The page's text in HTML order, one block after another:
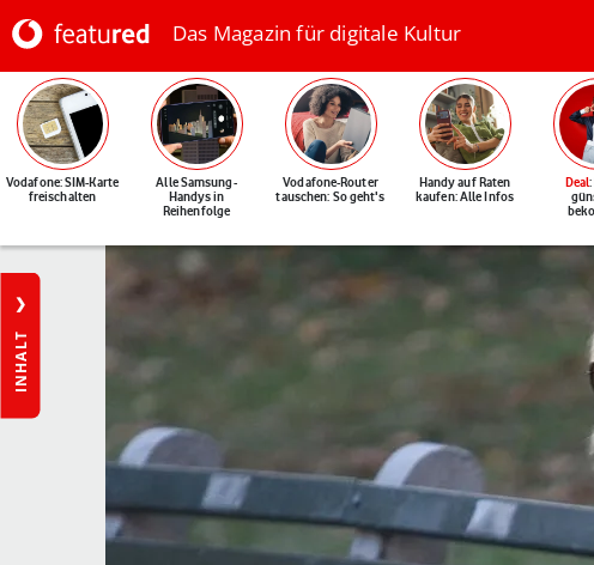
Das Magazin für digitale Kultur
Vodafone: SIM-Karte
freischalten
Alle Samsung-
Handys in
Reihenfolge
Vodafone-Router
tauschen: So geht's
Handy auf Raten
kaufen: Alle Infos
Deal
INHALT